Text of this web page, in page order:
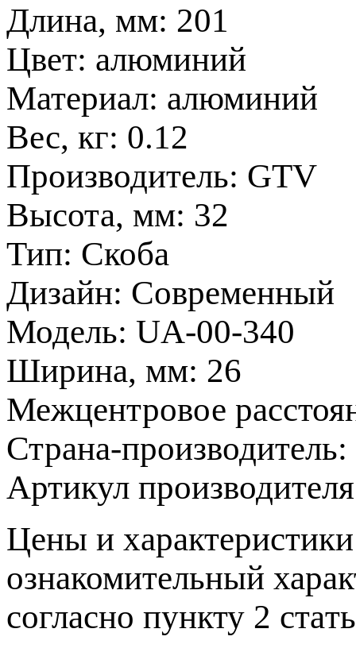
Длина, мм: 201
Цвет: алюминий
Материал: алюминий
Вес, кг: 0.12
Производитель: GTV
Высота, мм: 32
Тип: Скоба
Дизайн: Современный
Модель: UA-00-340
Ширина, мм: 26
Межцентровое
Страна-производитель:
Артикул
Цeны и
ознакомительный
согласно пункту 2